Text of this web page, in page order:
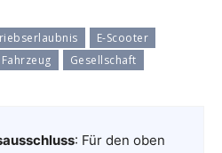
E-Scooter
Fahrzeug Gesellschaft
: Für den oben